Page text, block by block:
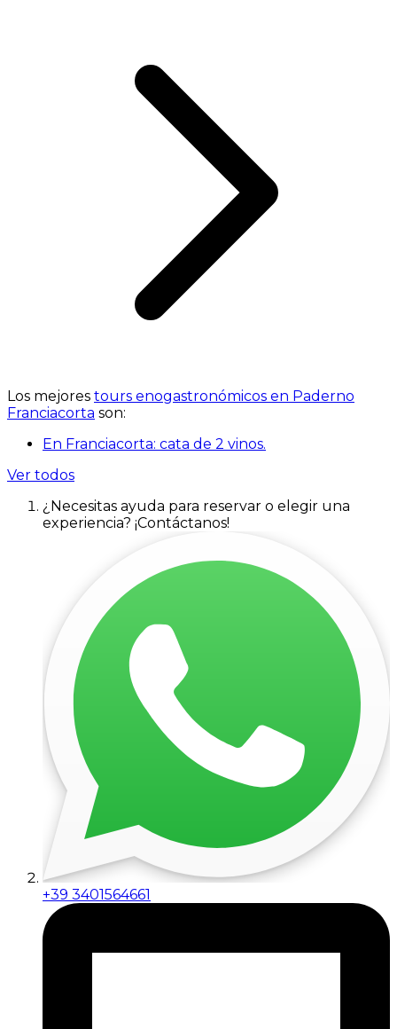
Los mejores tours enogastronómicos en Paderno
Franciacorta son:
En Franciacorta: cata de 2 vinos.
Ver todos
¿Necesitas ayuda para reservar o elegir una
experiencia? ¡Contáctanos!
+39 3401564661